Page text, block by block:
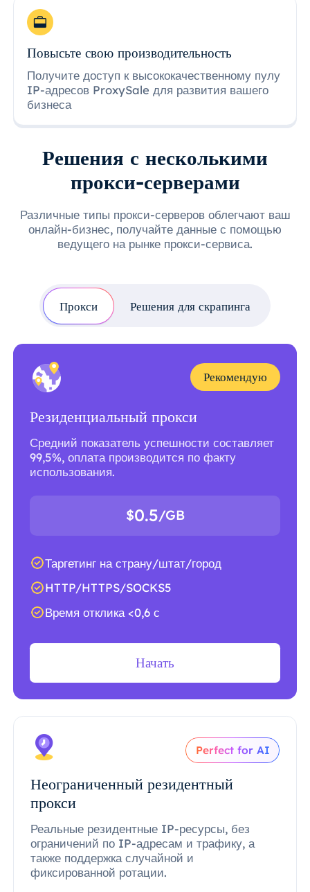
Повысьте свою производительность
Получите доступ к высококачественному пулу
IP-адресов ProxySale для развития вашего
бизнеса
Решения с несколькими
прокси-серверами
Различные типы прокси-серверов облегчают ваш
онлайн-бизнес, получайте данные с помощью
ведущего на рынке прокси-сервиса.
Прокси Решения для скрапинга
Рекомендую
Резиденциальный прокси
Средний показатель успешности составляет
99,5%, оплата производится по факту
использования.
$0.5/GB
Таргетинг на страну/штат/город
HTTP/HTTPS/SOCKS5
Время отклика <0,6 с
Начать
Perfect for AI
Неограниченный резидентный
прокси
Реальные резидентные IP-ресурсы, без
ограничений по IP-адресам и трафику, а
также поддержка случайной и
фиксированной ротации.